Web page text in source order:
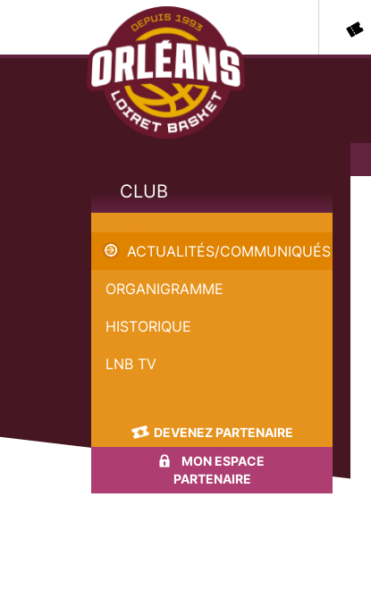
CLUB
ACTUALITÉS/COMMUNIQUÉS
ORGANIGRAMME
HISTORIQUE
LNB TV
DEVENEZ PARTENAIRE
MON ESPACE
PARTENAIRE